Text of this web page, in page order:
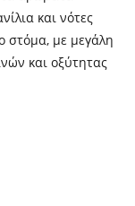
και νότες
στόμα, με μεγάλη
και οξύτητας